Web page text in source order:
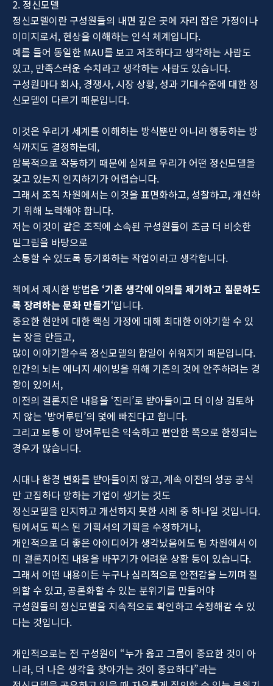
2. 정신모델
정신모델이란 구성원들의 내면 깊은 곳에 자리 잡은 가정이나
이미지로서, 현상을 이해하는 인식 체계입니다.
예를 들어 동일한 MAU를 보고 저조하다고 생각하는 사람도
있고, 만족스러운 수치라고 생각하는 사람도 있습니다.
구성원마다 회사, 경쟁사, 시장 상황, 성과 기대수준에 대한 정
신모델이 다르기 때문입니다.
이것은 우리가 세계를 이해하는 방식뿐만 아니라 행동하는 방
식까지도 결정하는데,
암묵적으로 작동하기 때문에 실제로 우리가 어떤 정신모델을
갖고 있는지 인지하기가 어렵습니다.
그래서 조직 차원에서는 이것을 표면화하고, 성찰하고, 개선하
기 위해 노력해야 합니다.
저는 이것이 같은 조직에 소속된 구성원들이 조금 더 비슷한
밑그림을 바탕으로
소통할 수 있도록 동기화하는 작업이라고 생각합니다.
책에서 제시한 방법은 ‘기존 생각에 이의를 제기하고 질문하도
록 장려하는 문화 만들기‘입니다.
중요한 현안에 대한 핵심 가정에 대해 최대한 이야기할 수 있
는 장을 만들고,
많이 이야기할수록 정신모델의 합일이 쉬워지기 때문입니다.
인간의 뇌는 에너지 세이빙을 위해 기존의 것에 안주하려는 경
향이 있어서,
이전의 결론지은 내용을 ‘진리’로 받아들이고 더 이상 검토하
지 않는 ‘방어루틴’의 덫에 빠진다고 합니다.
그리고 보통 이 방어루틴은 익숙하고 편안한 쪽으로 한정되는
경우가 많습니다.
시대나 환경 변화를 받아들이지 않고, 계속 이전의 성공 공식
만 고집하다 망하는 기업이 생기는 것도
정신모델을 인지하고 개선하지 못한 사례 중 하나일 것입니다.
팀에서도 픽스 된 기획서의 기획을 수정하거나,
개인적으로 더 좋은 아이디어가 생각났음에도 팀 차원에서 이
미 결론지어진 내용을 바꾸기가 어려운 상황 등이 있습니다.
그래서 어떤 내용이든 누구나 심리적으로 안전감을 느끼며 질
의할 수 있고, 공론화할 수 있는 분위기를 만들어야
구성원들의 정신모델을 지속적으로 확인하고 수정해갈 수 있
다는 것입니다.
개인적으로는 전 구성원이 “누가 옳고 그름이 중요한 것이 아
니라, 더 나은 생각을 찾아가는 것이 중요하다”라는